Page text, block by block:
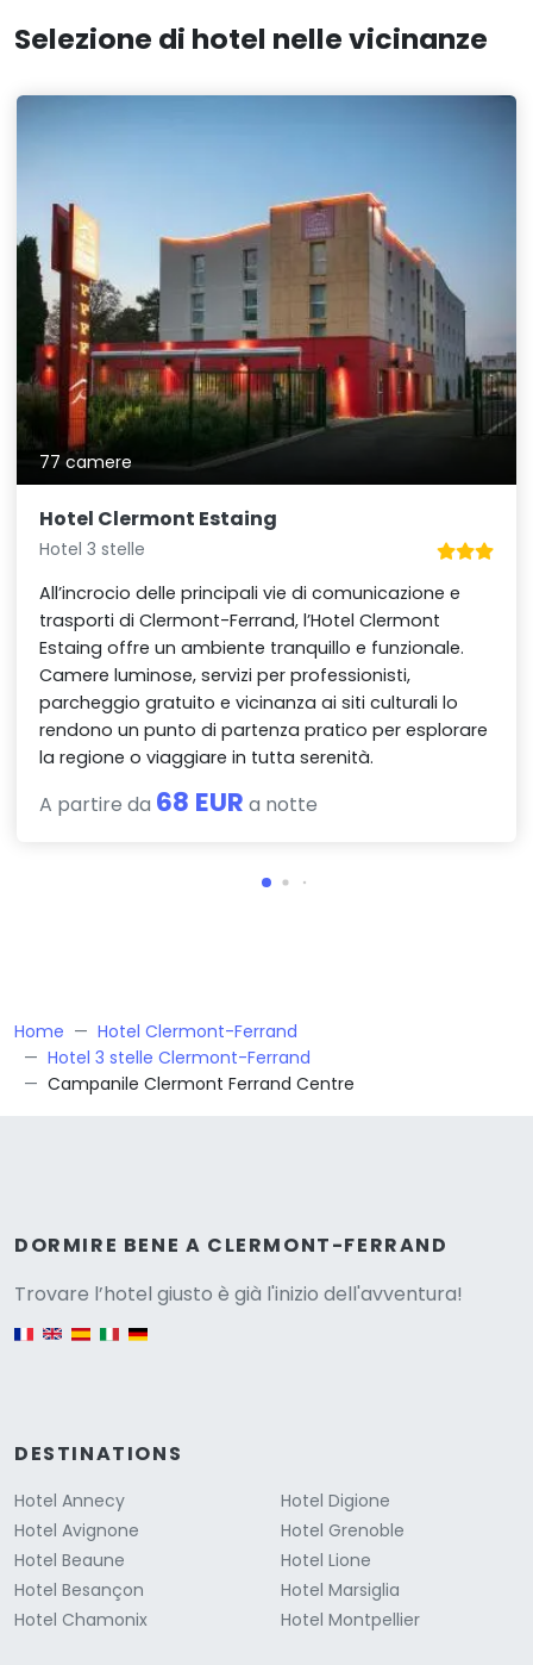
Selezione di hotel nelle vicinanze
77 camere
Hotel Clermont Estaing
Hotel 3 stelle
All’incrocio delle principali vie di comunicazione e
trasporti di Clermont-Ferrand, l’Hotel Clermont
Estaing offre un ambiente tranquillo e funzionale.
Camere luminose, servizi per professionisti,
parcheggio gratuito e vicinanza ai siti culturali lo
rendono un punto di partenza pratico per esplorare
la regione o viaggiare in tutta serenità.
A partire da 68 EUR a notte
Home
Hotel Clermont-Ferrand
Hotel 3 stelle Clermont-Ferrand
Campanile Clermont Ferrand Centre
DORMIRE BENE A CLERMONT-FERRAND
Trovare l’hotel giusto è già l'inizio dell'avventura!
English version
DESTINATIONS
Hotel Annecy
Hotel Avignone
Hotel Beaune
Hotel Besançon
Hotel Chamonix
Hotel Digione
Hotel Grenoble
Hotel Lione
Hotel Marsiglia
Hotel Montpellier